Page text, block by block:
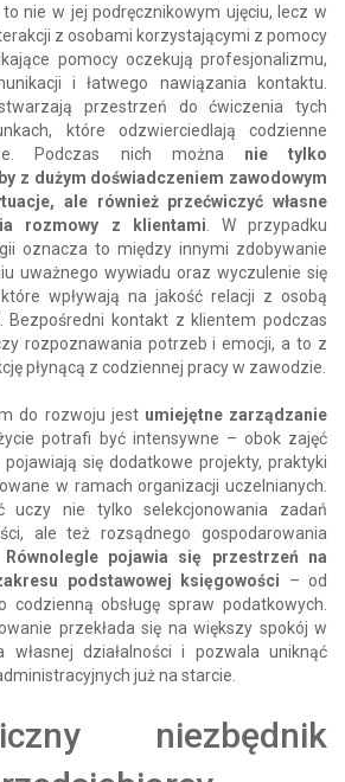
to nie w jej podręcznikowym ujęciu, lecz w
z osobami korzystającymi z pomocy
pomocy oczekują profesjonalizmu,
i łatwego nawiązania kontaktu.
przestrzeń do ćwiczenia tych
które odzwierciedlają codzienne
Podczas nich można nie tylko
z dużym doświadczeniem zawodowym
ale również przećwiczyć własne
rozmowy z klientami . W przypadku
oznacza to między innymi zdobywanie
uważnego wywiadu oraz wyczulenie się
wpływają na jakość relacji z osobą
Bezpośredni kontakt z klientem podczas
rozpoznawania potrzeb i emocji, a to z
płynącą z codziennej pracy w zawodzie.
do rozwoju jest umiejętne zarządzanie
życie potrafi być intensywne – obok zajęć
się dodatkowe projekty, praktyki
w ramach organizacji uczelnianych.
uczy nie tylko selekcjonowania zadań
ale też rozsądnego gospodarowania
Równolegle pojawia się przestrzeń na
podstawowej księgowości – od
obsługę spraw podatkowych.
przekłada się na większy spokój w
własnej działalności i pozwala uniknąć
już na starcie.
niezbędnik